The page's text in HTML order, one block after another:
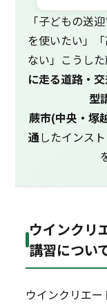
「子どもの送
を使いたい」
ない」こうし
に走る道路・
型
蕨市(中央・塚
通したインス
ウインクリ
講習につい
ウインクリエ